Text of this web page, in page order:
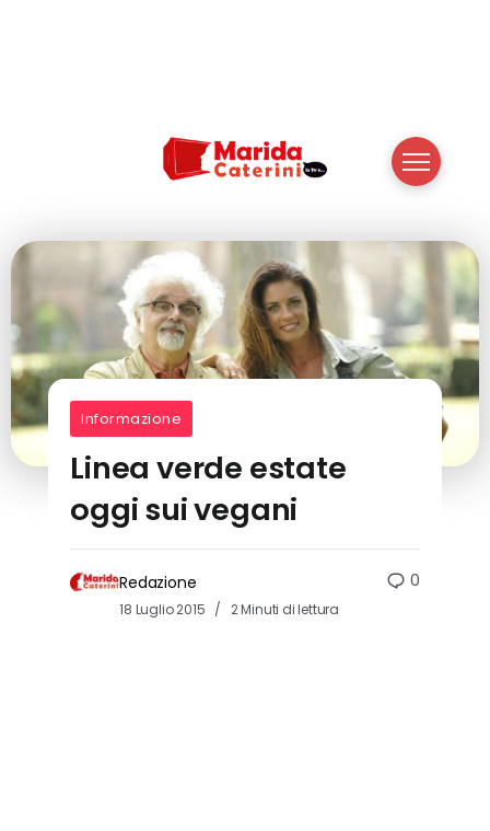
Informazione
Linea verde estate
oggi sui vegani
Redazione
18 Luglio 2015 2 Minuti di lettura
0